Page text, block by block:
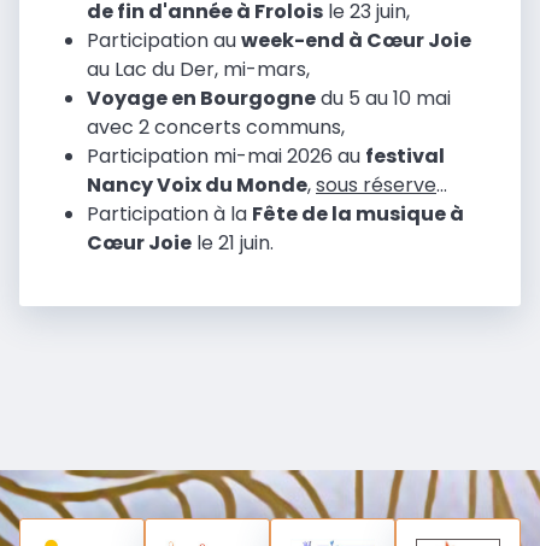
de fin d'année à Frolois le 23 juin,
Participation auweek-end à Cœur Joie
au Lac du Der, mi-mars,
Voyage en Bourgognedu 5 au 10 mai
avec 2 concerts communs,
Participation mi-mai 2026 au festival
Nancy Voix du Monde,sous réserve...
Participation à la Fête de la musique à
Cœur Joie le 21 juin.